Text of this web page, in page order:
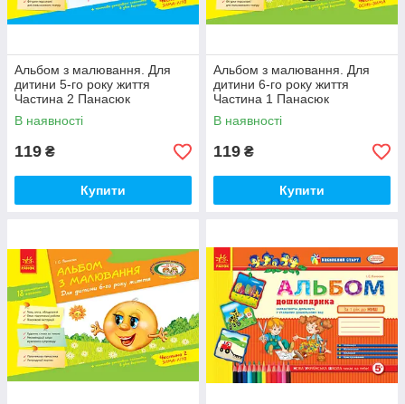
Альбом з малювання. Для
дитини 5-го року життя
Частина 2 Панасюк
В наявності
119 ₴
Купити
Альбом з малювання. Для
дитини 6-го року життя
Частина 1 Панасюк
В наявності
119 ₴
Купити